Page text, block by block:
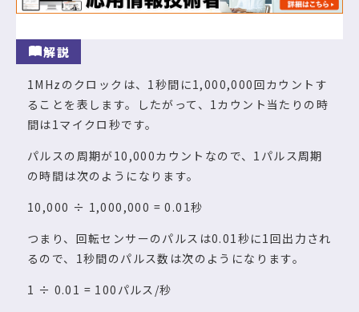
解説
1MHzのクロックは、1秒間に1,000,000回カウントす
ることを表します。したがって、1カウント当たりの時
間は1マイクロ秒です。
パルスの周期が10,000カウントなので、1パルス周期
の時間は次のようになります。
10,000 ÷ 1,000,000 = 0.01秒
つまり、回転センサーのパルスは0.01秒に1回出力され
るので、1秒間のパルス数は次のようになります。
1 ÷ 0.01 = 100パルス/秒